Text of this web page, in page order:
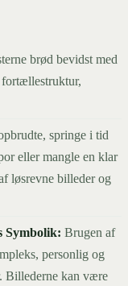
brød bevidst med
fortællestruktur,
springe i tid
eller mangle en klar
løsrevne billeder og
Symbolik: Brugen af
personlig og
Billederne kan være